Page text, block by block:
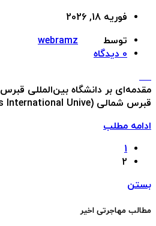
فوریه 18, 2026
توسط
webramz
0 دیدگاه
مقدمه‌ای بر دانشگاه بین‌المللی
قبرس شمالی (Cyprus International Unive...
ادامه مطلب
1
2
بستن
مطالب مهاجرتی اخیر